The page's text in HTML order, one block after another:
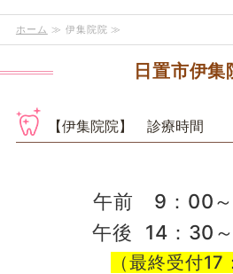
ホーム ≫ 伊集院院 ≫
日置市伊集
【伊集院院】 診療時間
午前 9：00
午後 14：30
（最終受付17